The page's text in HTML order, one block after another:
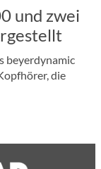
und zwei
beyerdynamic
die